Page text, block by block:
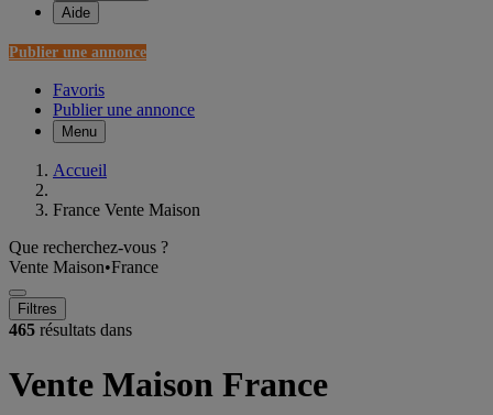
Aide
Publier une annonce
Favoris
Publier une annonce
Menu
Accueil
France Vente Maison
Que recherchez-vous ?
Vente Maison•France
Filtres
465 résultats dans
Vente Maison France